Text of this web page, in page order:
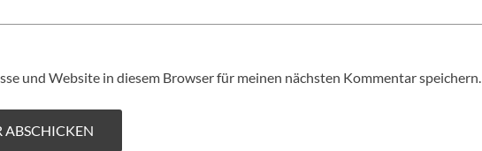
und Website in diesem Browser für meinen nächsten Kommentar speichern.